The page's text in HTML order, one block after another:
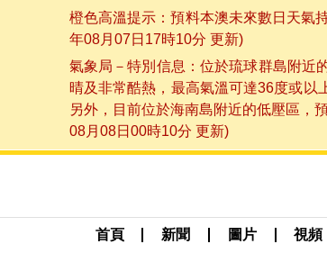
橙色高溫提示：預料本澳未來數日天氣
年08月07日17時10分 更新)
氣象局－特別信息：位於琉球群島附近
晴及非常酷熱，最高氣溫可達36度或以
另外，目前位於海南島附近的低壓區，
08月08日00時10分 更新)
首頁 新聞 圖片 視頻